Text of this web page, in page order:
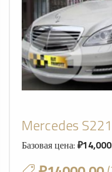
Mercedes
Базовая цена: